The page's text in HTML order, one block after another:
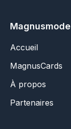
Magnusmode
Accueil
MagnusCards
À propos
Partenaires